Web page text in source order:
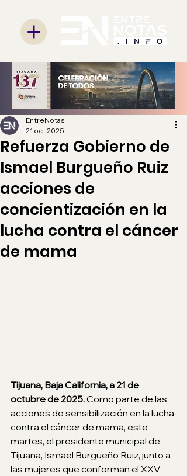
Refuerza Gobierno de
Ismael Burgueño Ruiz
acciones de
concientización en la
lucha contra el cáncer
de mama
EntreNotas
21 oct 2025
Tijuana, Baja California, a 21 de
octubre de 2025. Como parte de las
acciones de sensibilización en la lucha
contra el cáncer de mama, este
martes, el presidente municipal de
Tijuana, Ismael Burgueño Ruiz, junto a
las mujeres que conforman el XXV